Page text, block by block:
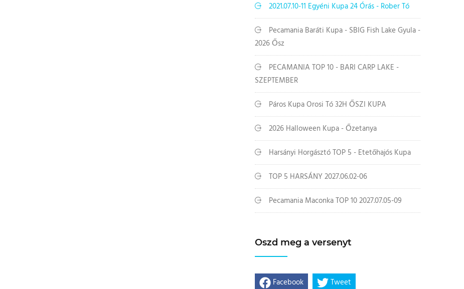
2021.07.10-11 Egyéni Kupa 24 Órás - Rober Tó
Pecamania Baráti Kupa - SBIG Fish Lake Gyula -
2026 Ősz
PECAMANIA TOP 10 - BARI CARP LAKE -
SZEPTEMBER
Páros Kupa Orosi Tó 32H ŐSZI KUPA
2026 Halloween Kupa - Őzetanya
Harsányi Horgásztó TOP 5 - Etetőhajós Kupa
TOP 5 HARSÁNY 2027.06.02-06
Pecamania Maconka TOP 10 2027.07.05-09
Oszd meg a versenyt
Facebook
Tweet